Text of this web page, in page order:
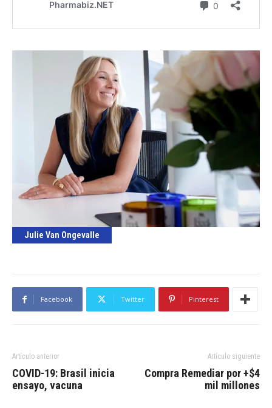
Julie Van Ongevalle
Facebook Twitter Pinterest
Artículo anterior
COVID-19: Brasil inicia
ensayo, vacuna
Artículo siguiente
Compra Remediar por +$4
mil millones